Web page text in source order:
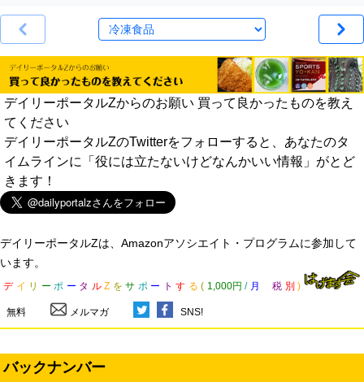
デイリーポータルZからのお願い 買って良かったものを教え
てください
デイリーポータルZのTwitterをフォローすると、あなたのタ
イムラインに「役には立たないけどなんかいい情報」がとど
きます！
デイリーポータルZは、Amazonアソシエイト・プログラムに参加して
います。
デ イ リ ー ポ ー タ ル Z を サ ポ ー ト す る ( 1,000円 / 月 税 別 )
無料 メルマガ SNS!
バックナンバー